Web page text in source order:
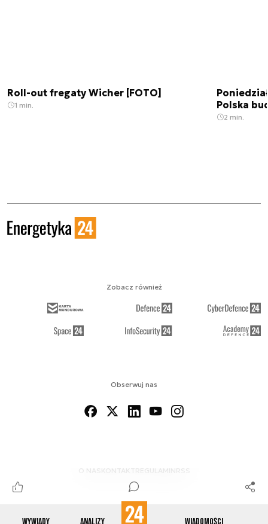
Roll-out fregaty Wicher [FOTO]
1 min.
Polska
2 min.
Obserwuj nas
O NAS KONTAKTREGULAMINRSS
Zobacz również